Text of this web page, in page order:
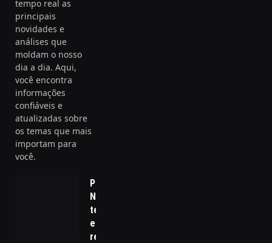
tempo real as
principais
novidades e
análises que
moldam o nosso
dia a dia. Aqui,
você encontra
informações
confiáveis e
atualizadas sobre
os temas que mais
importam para
você.
Prepare-se:
Novas
tecnologias
estão
revolucionando